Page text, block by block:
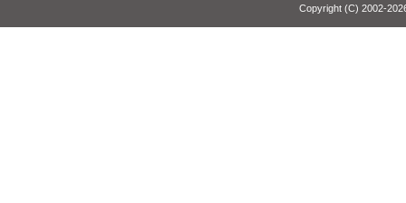
Copyright (C) 2002-